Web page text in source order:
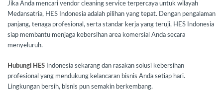
Jika Anda mencari vendor cleaning service terpercaya untuk wilayah
Medansatria, HES Indonesia adalah pilihan yang tepat. Dengan pengalaman
panjang, tenaga profesional, serta standar kerja yang teruji, HES Indonesia
siap membantu menjaga kebersihan area komersial Anda secara
menyeluruh.
Hubungi HES Indonesia sekarang dan rasakan solusi kebersihan
profesional yang mendukung kelancaran bisnis Anda setiap hari.
Lingkungan bersih, bisnis pun semakin berkembang.